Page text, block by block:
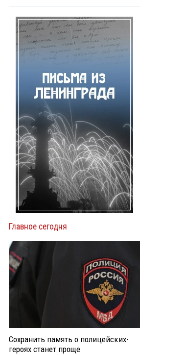
Главное сегодня
Сохранить память о полицейских-
героях станет проще